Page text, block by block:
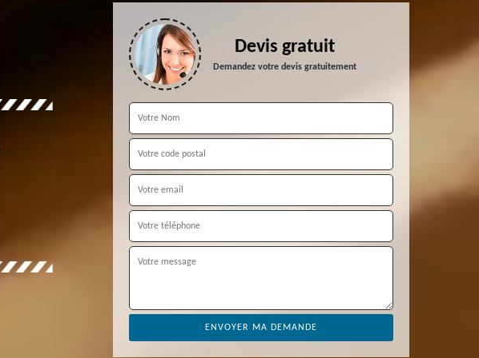
Devis gratuit
Demandez votre devis gratuitement